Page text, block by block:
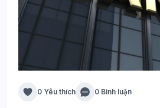
0 Yêu thích 0 Bình luận